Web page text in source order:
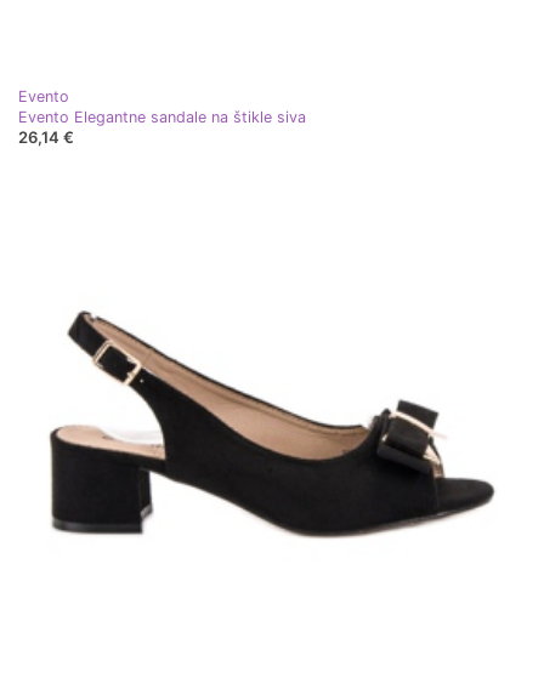
Evento
Evento Elegantne sandale na štikle siva
26,14 €